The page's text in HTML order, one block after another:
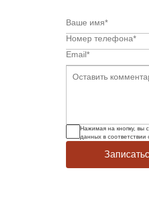
Нажимая на кнопку, вы
данных в соответствии